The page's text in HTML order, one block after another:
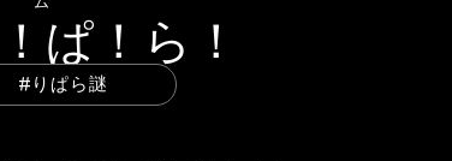
ぱ！ら！
#りぱら謎